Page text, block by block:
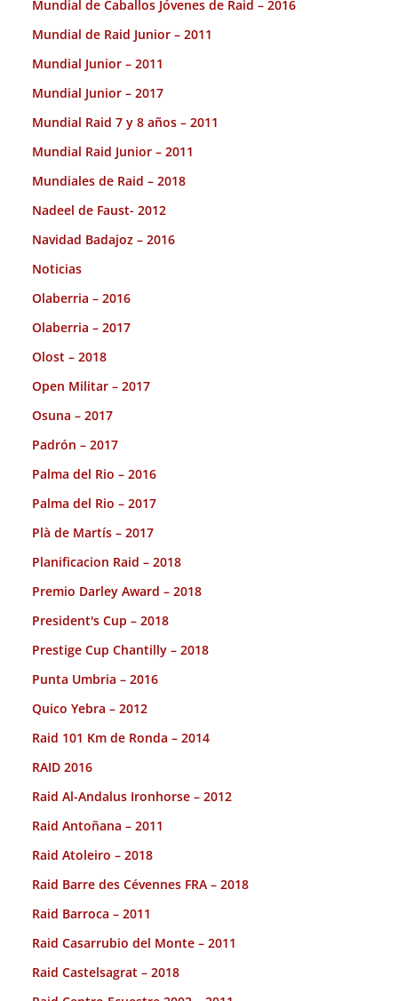
Mundial de Caballos Jóvenes de Raid – 2016
Mundial de Raid Junior – 2011
Mundial Junior – 2011
Mundial Junior – 2017
Mundial Raid 7 y 8 años – 2011
Mundial Raid Junior – 2011
Mundiales de Raid – 2018
Nadeel de Faust- 2012
Navidad Badajoz – 2016
Noticias
Olaberria – 2016
Olaberria – 2017
Olost – 2018
Open Militar – 2017
Osuna – 2017
Padrón – 2017
Palma del Rio – 2016
Palma del Rio – 2017
Plà de Martís – 2017
Planificacion Raid – 2018
Premio Darley Award – 2018
President's Cup – 2018
Prestige Cup Chantilly – 2018
Punta Umbria – 2016
Quico Yebra – 2012
Raid 101 Km de Ronda – 2014
RAID 2016
Raid Al-Andalus Ironhorse – 2012
Raid Antoñana – 2011
Raid Atoleiro – 2018
Raid Barre des Cévennes FRA – 2018
Raid Barroca – 2011
Raid Casarrubio del Monte – 2011
Raid Castelsagrat – 2018